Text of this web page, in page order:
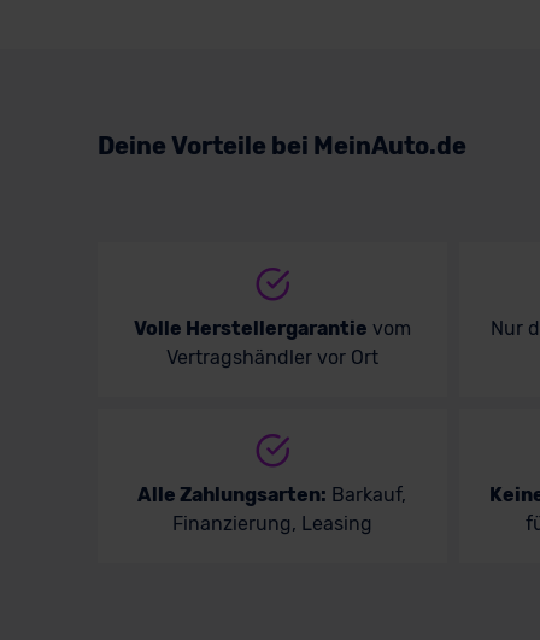
Volvo
Deine Vorteile bei MeinAuto.de
Volle Herstellergarantie vom
Vertragshändler vor Ort
Nur
Alle Zahlungsarten: Barkauf,
Finanzierung, Leasing